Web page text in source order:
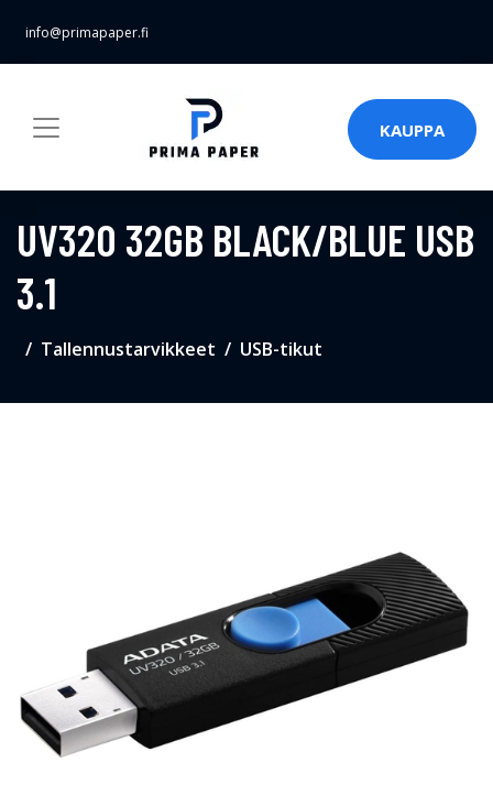
info@primapaper.fi
KAUPPA
UV320 32GB BLACK/BLUE USB
3.1
Tallennustarvikkeet USB-tikut